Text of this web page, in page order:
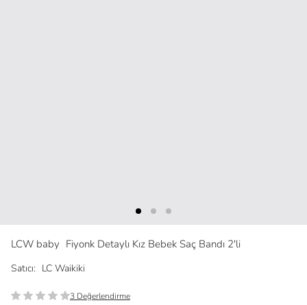
LCW baby Fiyonk Detaylı Kız Bebek Saç Bandı 2'li
Satıcı: LC Waikiki
3 Değerlendirme